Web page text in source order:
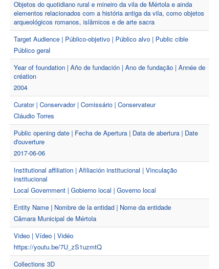
Objetos do quotidiano rural e mineiro da vila de Mértola e ainda
elementos relacionados com a história antiga da vila, como objetos
arqueológicos romanos, islâmicos e de arte sacra
Target Audience | Público-objetivo | Público alvo | Public cible
Público geral
Year of foundation | Año de fundación | Ano de fundação | Année de
création
2004
Curator | Conservador | Comissário | Conservateur
Cláudio Torres
Public opening date | Fecha de Apertura | Data de abertura | Date
d'ouverture
2017-06-06
Institutional affiliation | Afiliación institucional | Vinculação
institucional
Local Government | Gobierno local | Governo local
Entity Name | Nombre de la entidad | Nome da entidade
Câmara Municipal de Mértola
Video | Vídeo | Vidéo
https://youtu.be/7U_zS1uzmtQ
Collections 3D